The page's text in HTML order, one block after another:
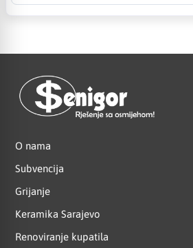
O nama
Subvencija
Grijanje
Keramika Sarajevo
Renoviranje kupatila